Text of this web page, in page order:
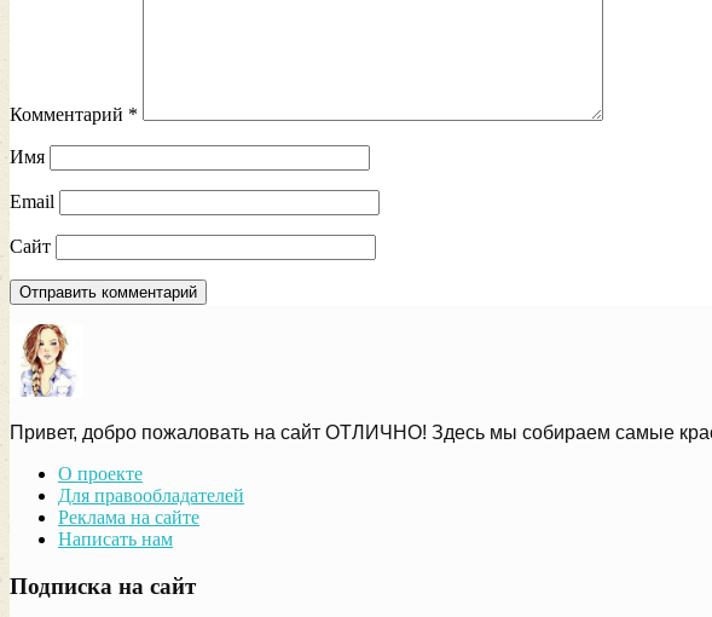
Комментарий *
Имя
Email
Сайт
Привет, добро пожаловать на сайт ОТЛИЧНО! Здесь мы собираем самые
О проекте
Для правообладателей
Реклама на сайте
Написать нам
Подписка на сайт